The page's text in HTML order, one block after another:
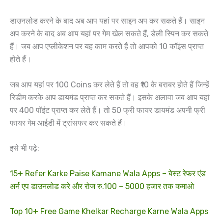
डाउनलोड करने के बाद अब आप यहां पर साइन अप कर सकते हैं। साइन
अप करने के बाद अब आप यहां पर गेम खेल सकते हैं, डेली स्पिन कर सकते
हैं। जब आप एप्लीकेशन पर यह काम करते हैं तो आपको 10 कॉइंस प्राप्त
होते हैं।
जब आप यहां पर 100 Coins कर लेते हैं तो वह ₹10 के बराबर होते हैं जिन्हें
रिडीम करके आप डायमंड प्राप्त कर सकते हैं। इसके अलावा जब आप यहां
पर 400 पॉइंट प्राप्त कर लेते हैं। तो 50 फ्री फायर डायमंड अपनी फ्री
फायर गेम आईडी में ट्रांसफर कर सकते हैं।
इसे भी पढ़े:
15+ Refer Karke Paise Kamane Wala Apps – बेस्ट रेफर एंड
अर्न एप डाउनलोड करे और रोज रु.100 – 5000 हजार तक कमाओ
Top 10+ Free Game Khelkar Recharge Karne Wala Apps